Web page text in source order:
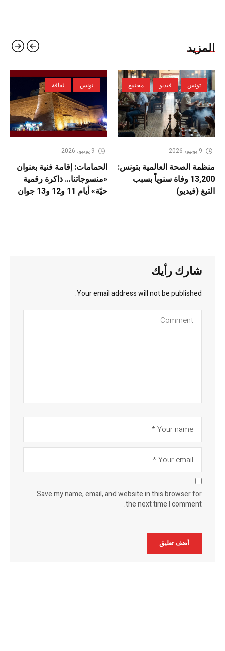
المزيد
تونس فيديو مجتمع
9 يونيو، 2026
منظمة الصحة العالمية بتونس:
13,200 وفاة سنوياً بسبب
التبغ (فيديو)
تونس ثقافة
9 يونيو، 2026
الحمامات: إقامة فنية بعنوان
«منسوجاتنا… ذاكرة رقمية
حيّة» أيام 11 و12 و13 جوان
شارك رأيك
Your email address will not be published.
Save my name, email, and website in this browser for
the next time I comment.